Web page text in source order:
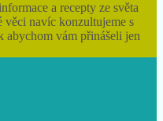
a recepty ze světa
navíc konzultujeme s
abychom vám přinášeli jen